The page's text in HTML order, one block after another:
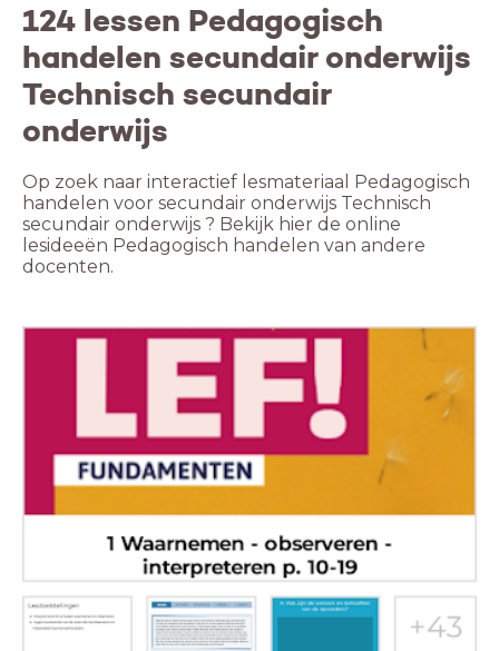
124 lessen Pedagogisch
handelen secundair onderwijs
Technisch secundair
onderwijs
Op zoek naar interactief lesmateriaal Pedagogisch
handelen voor secundair onderwijs Technisch
secundair onderwijs ? Bekijk hier de online
lesideeën Pedagogisch handelen van andere
docenten.